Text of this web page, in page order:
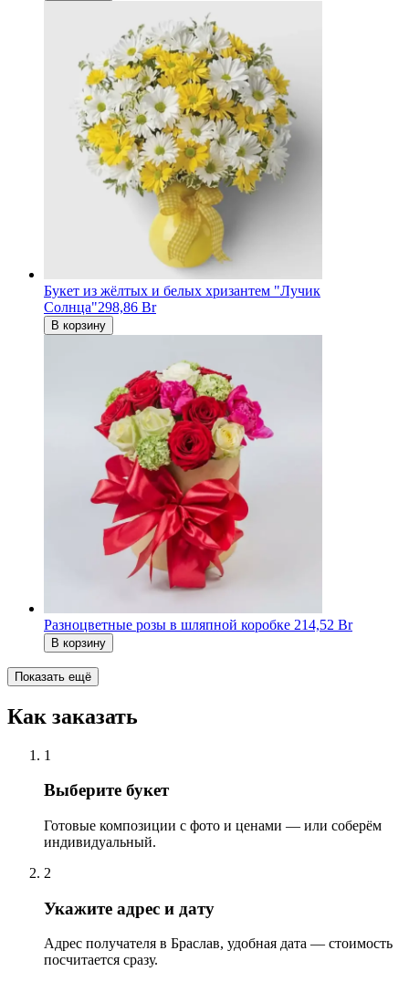
Букет из жёлтых и белых хризантем "Лучик
Солнца"298,86 Br
В корзину
Разноцветные розы в шляпной коробке 214,52 Br
В корзину
Показать ещё
Как заказать
1
Выберите букет
Готовые композиции с фото и ценами — или соберём
индивидуальный.
2
Укажите адрес и дату
Адрес получателя в Браслав, удобная дата — стоимость
посчитается сразу.